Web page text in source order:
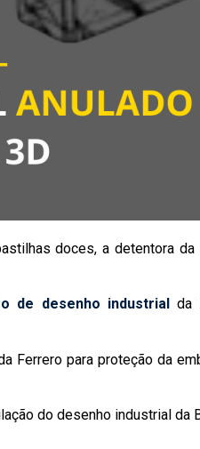
doces, a detentora
de desenho industrial
da
Ferrero para proteção da
do desenho industrial da